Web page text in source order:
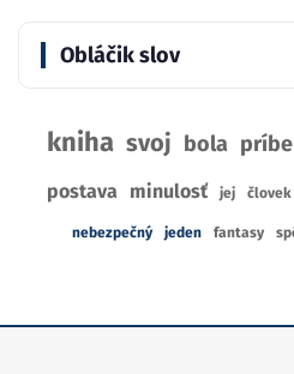
Obláčik slov
kniha svoj bola
postava minulosť jej človek
nebezpečný jeden fantasy